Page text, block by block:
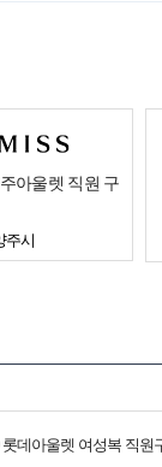
아울렛 직원 구
주시
롯데아울렛 여성복 직원